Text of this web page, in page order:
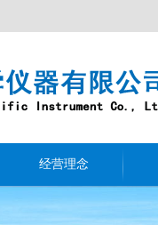
经营理念